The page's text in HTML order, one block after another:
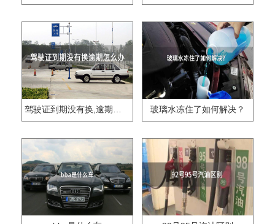
驾驶证到期没有换,逾期怎么办?? 玻璃水冻住了如何解决？